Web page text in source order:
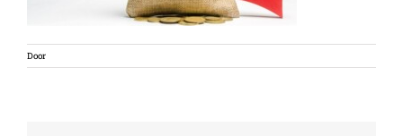
Door